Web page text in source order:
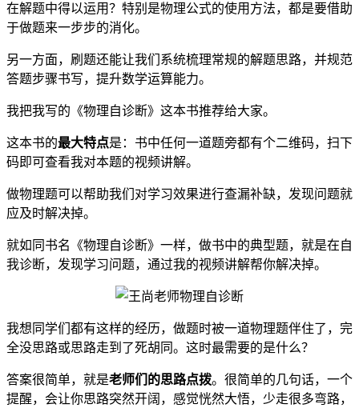
在解题中得以运用？特别是物理公式的使用方法，都是要借助
于做题来一步步的消化。
另一方面，刷题还能让我们系统梳理常规的解题思路，并规范
答题步骤书写，提升数学运算能力。
我把我写的《物理自诊断》这本书推荐给大家。
这本书的最大特点是：书中任何一道题旁都有个二维码，扫下
码即可查看我对本题的视频讲解。
做物理题可以帮助我们对学习效果进行查漏补缺，发现问题就
应及时解决掉。
就如同书名《物理自诊断》一样，做书中的典型题，就是在自
我诊断，发现学习问题，通过我的视频讲解帮你解决掉。
我想同学们都有这样的经历，做题时被一道物理题伴住了，完
全没思路或思路走到了死胡同。这时最需要的是什么？
答案很简单，就是老师们的思路点拨。很简单的几句话，一个
提醒，会让你思路突然开阔，感觉恍然大悟，少走很多弯路，